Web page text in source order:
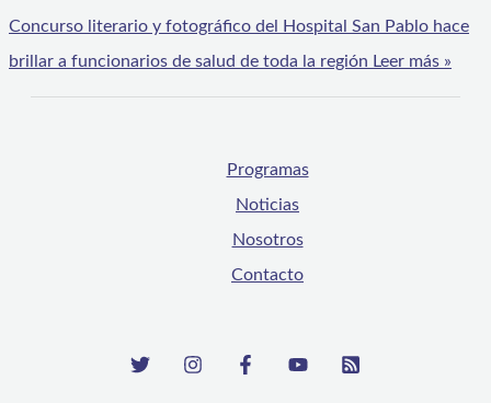
Concurso literario y fotográfico del Hospital San Pablo hace
brillar a funcionarios de salud de toda la región Leer más »
Programas
Noticias
Nosotros
Contacto